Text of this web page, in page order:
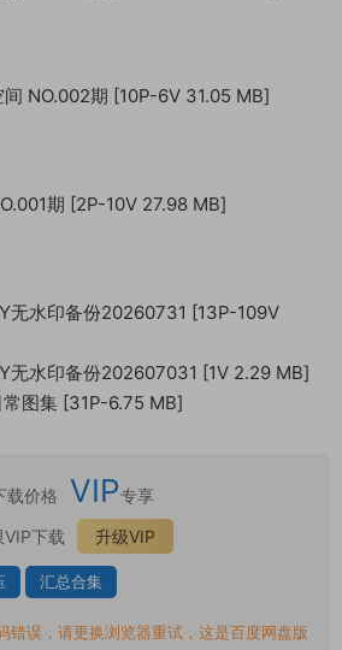
NO.002期 [10P-6V 31.05 MB]
期 [2P-10V 27.98 MB]
无水印备份20260731 [13P-109V
无水印备份202607031 [1V 2.29 MB]
图集 [31P-6.75 MB]
载价格 VIP专享
VIP下载
升级VIP
汇总合集
误，请更换浏览器重试，这是百度网盘版